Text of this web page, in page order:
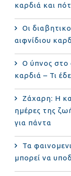
καρδιά και
Οι
αιφνίδιου
Ο ύπνος στο
καρδιά – Τι
Ζάχαρη: Η
ημέρες της
για πάντα
Τα
μπορεί να